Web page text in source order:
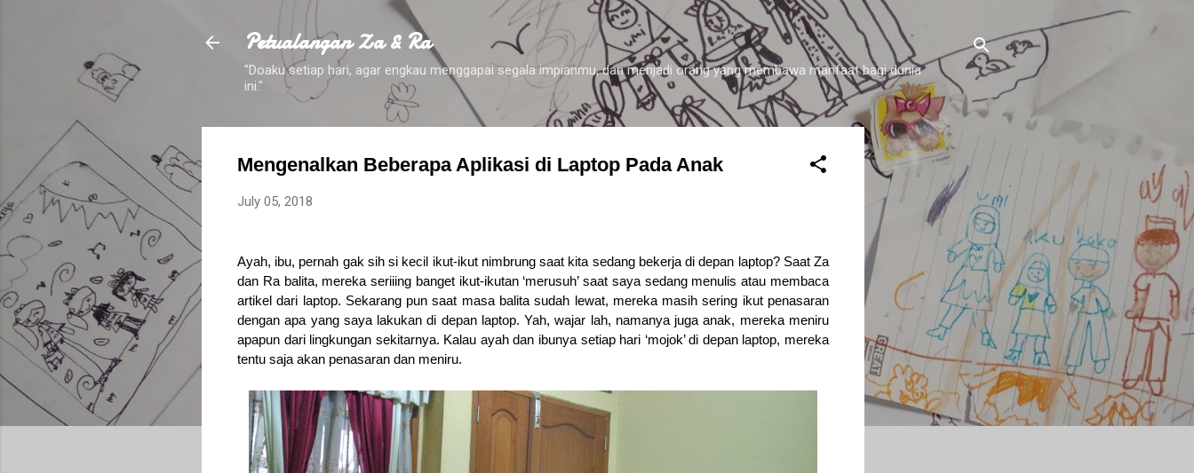
Skip to main content
Petualangan Za & Ra
"Doaku setiap hari, agar engkau menggapai segala impianmu, dan menjadi orang yang membawa manfaat bagi dunia
ini."
Mengenalkan Beberapa Aplikasi di Laptop Pada Anak
July 05, 2018
Ayah, ibu, pernah gak sih si kecil ikut-ikut nimbrung saat kita sedang bekerja di depan laptop? Saat Za
dan Ra balita, mereka seriiing banget ikut-ikutan ‘merusuh’ saat saya sedang menulis atau membaca
artikel dari laptop. Sekarang pun saat masa balita sudah lewat, mereka masih sering ikut penasaran
dengan apa yang saya lakukan di depan laptop. Yah, wajar lah, namanya juga anak, mereka meniru
apapun dari lingkungan sekitarnya. Kalau ayah dan ibunya setiap hari ‘mojok’ di depan laptop, mereka
tentu saja akan penasaran dan meniru.